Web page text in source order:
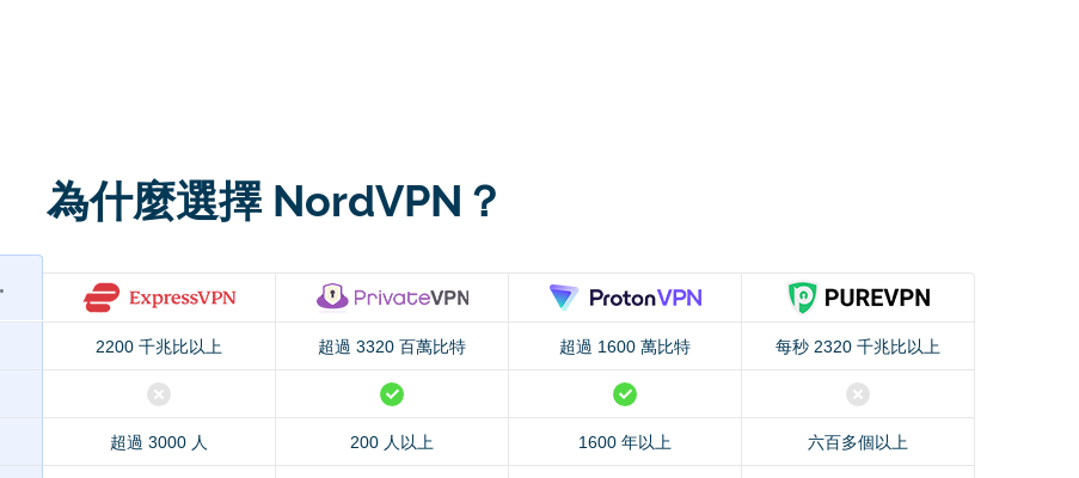
為什麼選擇 NordVPN？
2200 千兆比以上 超過 3320 百萬比特 超過 1600 萬比特 每秒 2320 千兆比以上
超過 3000 人 200 人以上 1600 年以上 六百多個以上